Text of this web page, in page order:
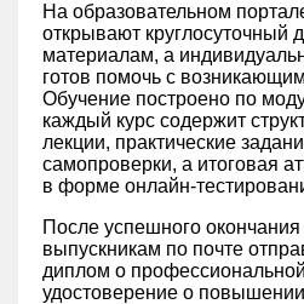
На образовательном
открывают круглосуточный
материалам, а
готов помочь с
Обучение построено по
каждый курс содержит
лекции, практические
самопроверки, а итоговая
в форме онлайн-
После успешного окончания
выпускникам по почте
диплом о
удостоверение о